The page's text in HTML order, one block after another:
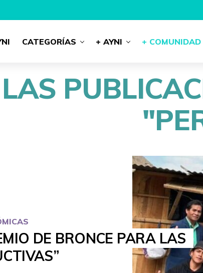
CATEGORÍAS + AYNI + COMUNIDAD
DE BRONCE PARA LAS